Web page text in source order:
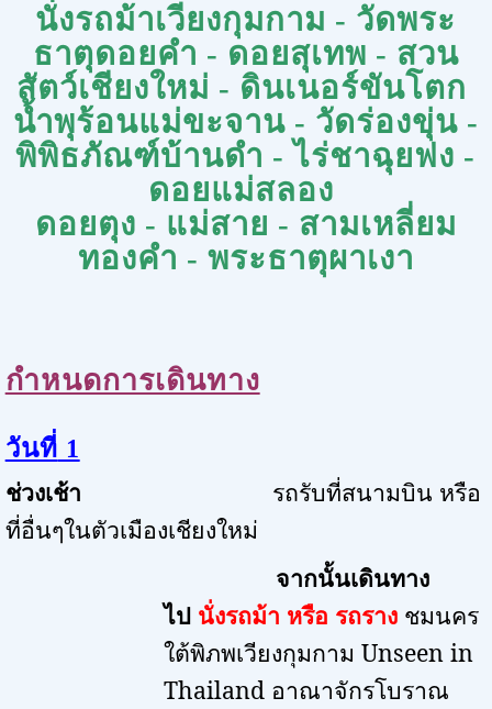
นั่งรถม้าเวียงกุมกาม - วัดพระ
ธาตุดอยคำ - ดอยสุเทพ - สวน
สัตว์เชียงใหม่ - ดินเนอร์ขันโตก
น้ำพุร้อนแม่ขะจาน - วัดร่องขุ่น -
พิพิธภัณฑ์บ้านดำ - ไร่ชาฉุยฟง -
ดอยแม่สลอง
ดอยตุง - แม่สาย - สามเหลี่ยม
ทองคำ - พระธาตุผาเงา
กำหนดการเดินทาง
วันที่ 1
ช่วงเช้า
รถรับที่สนามบิน หรือ
ที่อื่นๆในตัวเมืองเชียงใหม่
จากนั้นเดินทาง
ไป นั่งรถม้า หรือ รถราง ชมนคร
ใต้พิภพเวียงกุมกาม Unseen in
Thailand อาณาจักรโบราณ